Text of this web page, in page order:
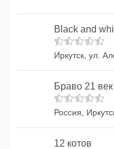
Black and
Иркутск, ул.
Браво 21 век
Россия,
12 котов